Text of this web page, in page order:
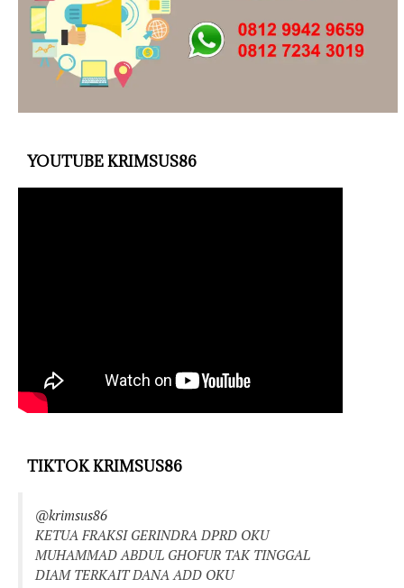
YOUTUBE KRIMSUS86
TIKTOK KRIMSUS86
@krimsus86
KETUA FRAKSI GERINDRA DPRD OKU
MUHAMMAD ABDUL GHOFUR TAK TINGGAL
DIAM TERKAIT DANA ADD OKU